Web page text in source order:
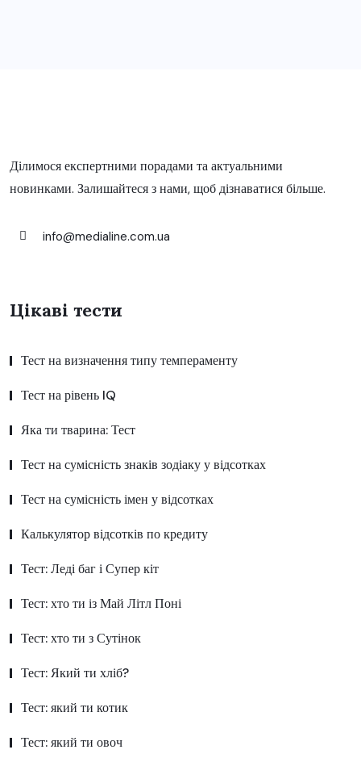
Ділимося експертними порадами та актуальними
новинками. Залишайтеся з нами, щоб дізнаватися більше.
info@medialine.com.ua
Цікаві тести
Тест на визначення типу темпераменту
Тест на рівень IQ
Яка ти тварина: Тест
Тест на сумісність знаків зодіаку у відсотках
Тест на сумісність імен у відсотках
Калькулятор відсотків по кредиту
Тест: Леді баг і Супер кіт
Тест: хто ти із Май Літл Поні
Тест: хто ти з Сутінок
Тест: Який ти хліб?
Тест: який ти котик
Тест: який ти овоч